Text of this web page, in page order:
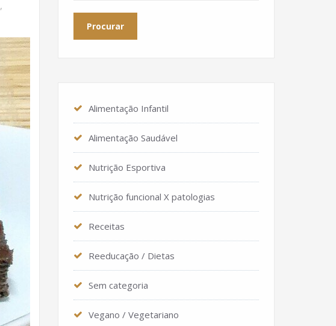
,
Alimentação Infantil
Alimentação Saudável
Nutrição Esportiva
Nutrição funcional X patologias
Receitas
Reeducação / Dietas
Sem categoria
Vegano / Vegetariano